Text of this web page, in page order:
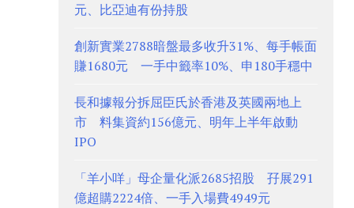
元、比亞迪有份持股
創新實業2788暗盤最多收升31%、每手帳面
賺1680元 一手中籤率10%、申180手穩中
長和據報分拆屈臣氏於香港及英國兩地上
市 料集資約156億元、明年上半年啟動
IPO
「羊小咩」母企量化派2685招股 孖展291
億超購2224倍、一手入場費4949元